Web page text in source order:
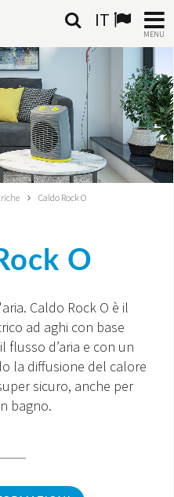
IT
MENU
Caldo Rock O
O
Caldo Rock O è il
ad aghi con base
flusso d’aria e con un
la diffusione del calore
sicuro, anche per
bagno.